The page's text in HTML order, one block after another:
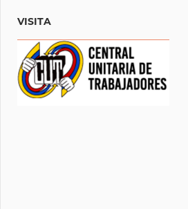
VISITA